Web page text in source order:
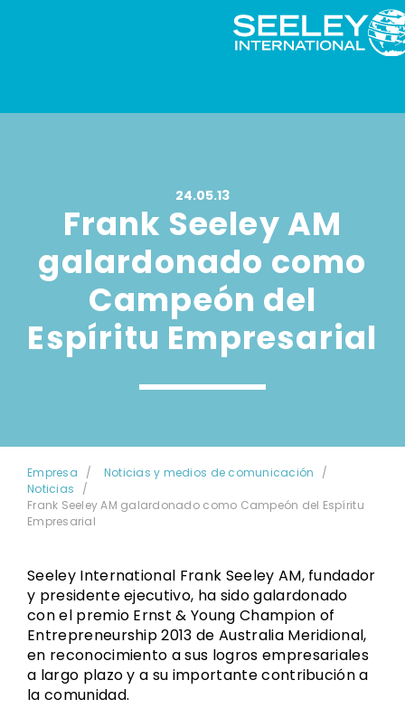
24.05.13
Frank Seeley AM
galardonado como
Campeón del
Espíritu Empresarial
Empresa
Noticias y medios de comunicación
Noticias
Frank Seeley AM galardonado como Campeón del Espíritu
Empresarial
Seeley International Frank Seeley AM, fundador
y presidente ejecutivo, ha sido galardonado
con el premio Ernst & Young Champion of
Entrepreneurship 2013 de Australia Meridional,
en reconocimiento a sus logros empresariales
a largo plazo y a su importante contribución a
la comunidad.